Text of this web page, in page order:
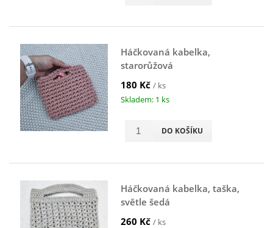
Háčkovaná kabelka,
starorůžová
180 Kč / ks
Skladem: 1 ks
DO KOŠÍKU
Háčkovaná kabelka, taška,
světle šedá
260 Kč / ks